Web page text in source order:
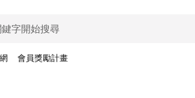
會員獎勵計畫